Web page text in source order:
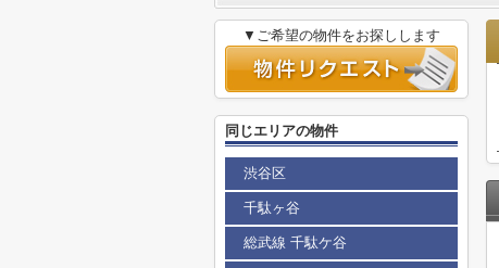
▼ご希望の物件をお探しします
同じエリアの物件
渋谷区
千駄ヶ谷
総武線 千駄ケ谷